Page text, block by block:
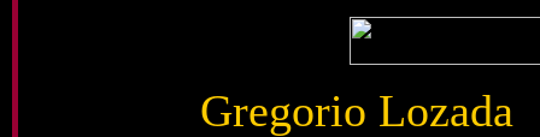
Gregorio Lozada